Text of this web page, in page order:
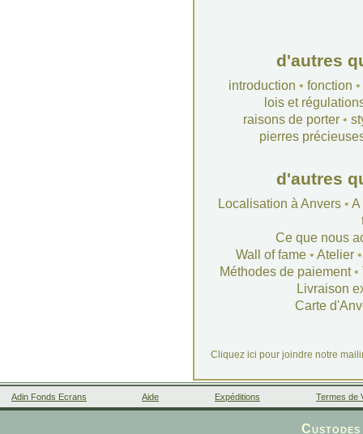
d'autres
introduction • fonction •
lois et
raisons de porter•
pierres
d'autres
Localisation à Anvers• A
Ce que nous
Wall of fame• Atelier
Méthodes de paiement•
Livraison
Carte
Cliquez ici pour joindre notre
Adin Fonds Ecrans Aide Expéditions Termes de